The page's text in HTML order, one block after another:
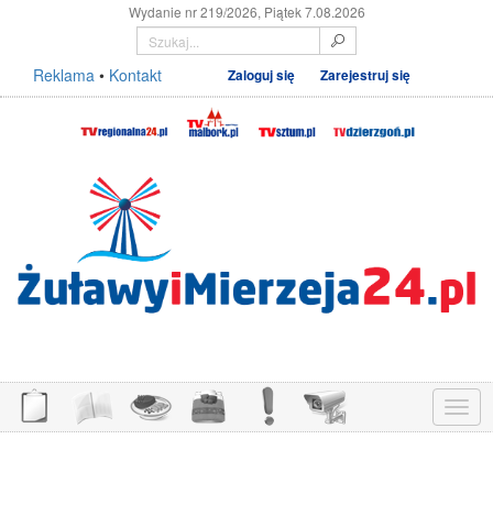
Wydanie nr 219/2026, Piątek 7.08.2026
Reklama • Kontakt Zaloguj się Zarejestruj się
Menu